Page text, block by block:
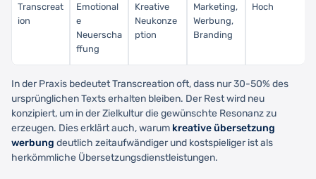
Transcreat
ion
Emotional
e
Neuerscha
ffung
Kreative
Neukonze
ption
Marketing,
Werbung,
Branding
Hoch
In der Praxis bedeutet Transcreation oft, dass nur 30-50% des
ursprünglichen Texts erhalten bleiben. Der Rest wird neu
konzipiert, um in der Zielkultur die gewünschte Resonanz zu
erzeugen. Dies erklärt auch, warum kreative übersetzung
werbung deutlich zeitaufwändiger und kostspieliger ist als
herkömmliche Übersetzungsdienstleistungen.